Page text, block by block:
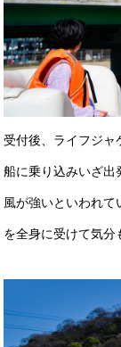
受付後、ライフジ
船に乗り込みいざ出
風が強いといわれ
を全身に受けて気分